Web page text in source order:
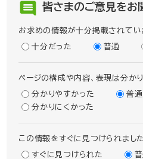
皆さまのご意見をお
お求めの情報が十分掲載されてい
十分だった 普通
ページの構成や内容、表現は分か
分かりやすかった
普通
分かりにくかった
この情報をすぐに見つけられまし
すぐに見つけられた